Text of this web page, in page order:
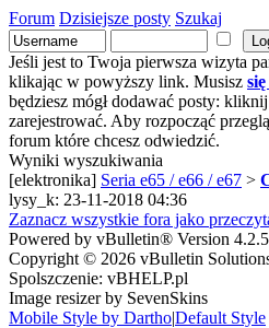
Forum Dzisiejsze posty Szukaj
Jeśli jest to Twoja pierwsza wizyta
klikając w powyższy link. Musisz
będziesz mógł dodawać posty:
zarejestrować. Aby rozpocząć
forum które chcesz odwiedzić.
Wyniki wyszukiwania
[elektronika] Seria e65 / e66 / e67 >
lysy_k: 23-11-2018 04:36
Zaznacz wszystkie fora jako
Powered by vBulletin® Version 4.2.5
Copyright © 2026 vBulletin
Spolszczenie: vBHELP.pl
Image resizer by SevenSkins
Mobile Style by Dartho|Default Style